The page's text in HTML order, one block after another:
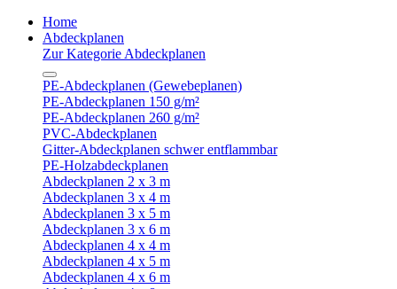
Home
Abdeckplanen
Zur Kategorie Abdeckplanen
PE-Abdeckplanen (Gewebeplanen)
PE-Abdeckplanen 150 g/m²
PE-Abdeckplanen 260 g/m²
PVC-Abdeckplanen
Gitter-Abdeckplanen schwer entflammbar
PE-Holzabdeckplanen
Abdeckplanen 2 x 3 m
Abdeckplanen 3 x 4 m
Abdeckplanen 3 x 5 m
Abdeckplanen 3 x 6 m
Abdeckplanen 4 x 4 m
Abdeckplanen 4 x 5 m
Abdeckplanen 4 x 6 m